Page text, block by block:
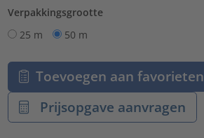
Verpakkingsgrootte
25 m
50 m
Toevoegen aan favorieten
Prijsopgave aanvragen